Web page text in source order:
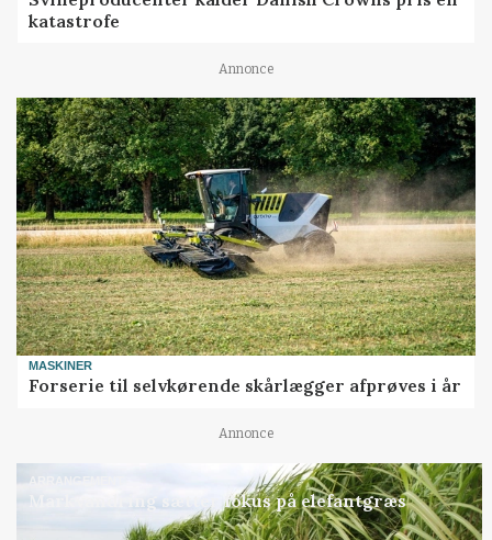
katastrofe
Annonce
MASKINER
Forserie til selvkørende skårlægger afprøves i år
Annonce
ARRANGEMENT
Markvandring sætter fokus på elefantgræs